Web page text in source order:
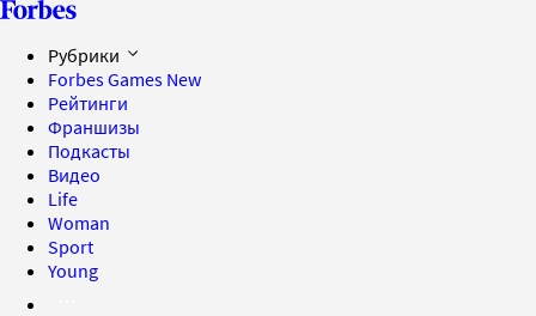
Рубрики
Forbes Games New
Рейтинги
Франшизы
Подкасты
Видео
Life
Woman
Sport
Young